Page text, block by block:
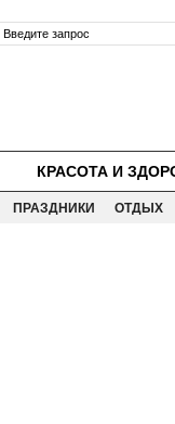
КРАСОТА И
ПРАЗДНИКИ ОТДЫХ